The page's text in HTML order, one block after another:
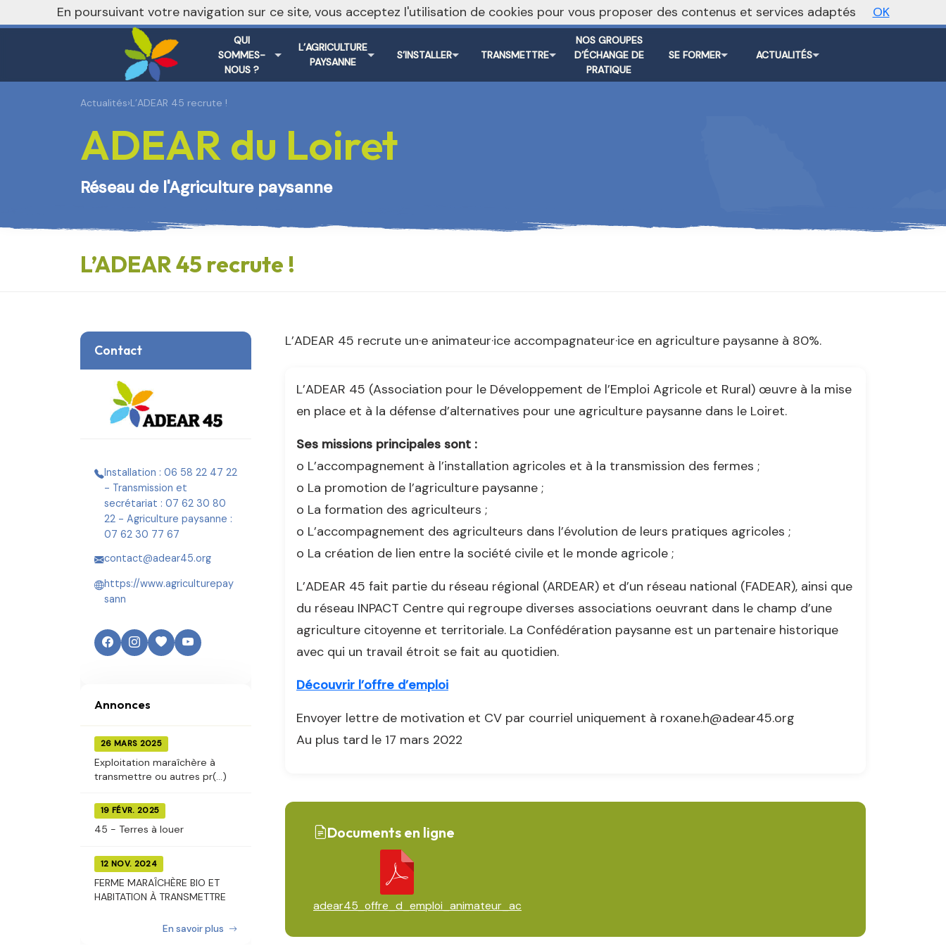
Je m’abonne à la newsletter foncière Vers le site national
QUI
SOMMES-
NOUS ?
L’AGRICULTURE
PAYSANNE
S’INSTALLER TRANSMETTRE
NOS GROUPES
D’ÉCHANGE DE
PRATIQUE
SE FORMER ACTUALITÉS
Actualités›L’ADEAR 45 recrute !
ADEAR du Loiret
Réseau de l'Agriculture paysanne
L’ADEAR 45 recrute !
Contact
Installation : 06 58 22 47 22
- Transmission et
secrétariat : 07 62 30 80
22 - Agriculture paysanne :
07 62 30 77 67
contact@adear45.org
https://www.agriculturepay
sann
Annonces
26 MARS 2025
Exploitation maraîchère à
transmettre ou autres pr(...)
19 FÉVR. 2025
45 - Terres à louer
12 NOV. 2024
FERME MARAÎCHÈRE BIO ET
HABITATION À TRANSMETTRE
En savoir plus
L’ADEAR 45 recrute un·e animateur·ice accompagnateur·ice en agriculture paysanne à 80%.
L’ADEAR 45 (Association pour le Développement de l’Emploi Agricole et Rural) œuvre à la mise
en place et à la défense d’alternatives pour une agriculture paysanne dans le Loiret.
Ses missions principales sont :
o L’accompagnement à l’installation agricoles et à la transmission des fermes ;
o La promotion de l’agriculture paysanne ;
o La formation des agriculteurs ;
o L’accompagnement des agriculteurs dans l’évolution de leurs pratiques agricoles ;
o La création de lien entre la société civile et le monde agricole ;
L’ADEAR 45 fait partie du réseau régional (ARDEAR) et d’un réseau national (FADEAR), ainsi que
du réseau INPACT Centre qui regroupe diverses associations oeuvrant dans le champ d’une
agriculture citoyenne et territoriale. La Confédération paysanne est un partenaire historique
avec qui un travail étroit se fait au quotidien.
Découvrir l’offre d’emploi
Envoyer lettre de motivation et CV par courriel uniquement à roxane.h@adear45.org
Au plus tard le 17 mars 2022
Documents en ligne
adear45_offre_d_emploi_animateur_ac
En poursuivant votre navigation sur ce site, vous acceptez l'utilisation de cookies pour vous proposer des contenus et services adaptés OK